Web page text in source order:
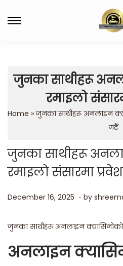
जुनका साथीहरू
रमाइलो
Home »जुनका साथीहरू अनलाइन
गर्दै
जुनका साथीहरू
रमाइलो संसारमा प्रवेश
Posted on
December 16, 2025 D
c
m
. by
जुनका साथीहरू अनलाइन क्यासिनोको
अनलाइन